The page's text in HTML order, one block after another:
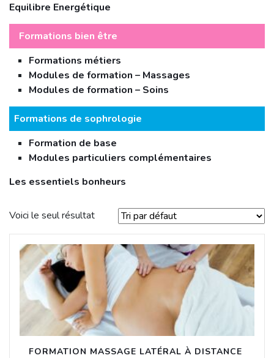
Equilibre Energétique
Formations bien être
Formations métiers
Modules de formation – Massages
Modules de formation – Soins
Formations de sophrologie
Formation de base
Modules particuliers complémentaires
Les essentiels bonheurs
Voici le seul résultat
FORMATION MASSAGE LATÉRAL À DISTANCE